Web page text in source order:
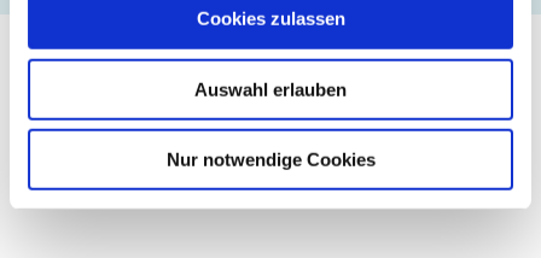
Cookies zulassen
Auswahl erlauben
Nur notwendige Cookies
11 12 13 14 15